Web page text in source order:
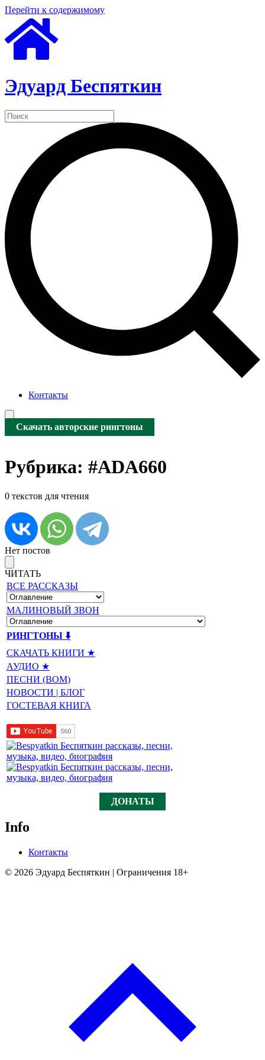
Перейти к содержимому
Эдуард Беспяткин
Контакты
Скачать авторские рингтоны
Рубрика: #ADA660
0 текстов для чтения
Нет постов
ЧИТАТЬ
ВСЕ РАССКАЗЫ
МАЛИНОВЫЙ ЗВОН
РИНГТОНЫ ⬇️
СКАЧАТЬ КНИГИ ★
АУДИО ★
ПЕСНИ (BOM)
НОВОСТИ | БЛОГ
ГОСТЕВАЯ КНИГА
ДОНАТЫ
Info
Контакты
© 2026 Эдуард Беспяткин | Ограничения 18+